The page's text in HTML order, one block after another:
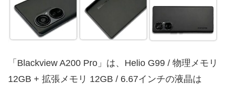
「Blackview A200 Pro」は、Helio G99 / 物理メモリ
12GB + 拡張メモリ 12GB / 6.67インチの液晶は